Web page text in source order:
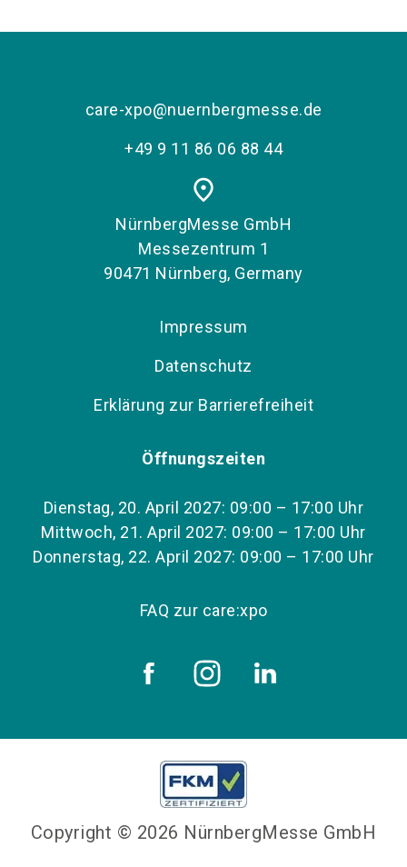
care-xpo@nuernbergmesse.de
+49 9 11 86 06 88 44
place
NürnbergMesse GmbH
Messezentrum 1
90471 Nürnberg, Germany
Impressum
Datenschutz
Erklärung zur Barrierefreiheit
Öffnungszeiten
Dienstag, 20. April 2027: 09:00 – 17:00 Uhr
Mittwoch, 21. April 2027: 09:00 – 17:00 Uhr
Donnerstag, 22. April 2027: 09:00 – 17:00 Uhr
FAQ zur care:xpo
Copyright © 2026 NürnbergMesse GmbH